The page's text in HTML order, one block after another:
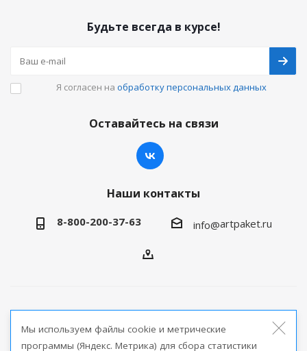
Будьте всегда в курсе!
Я согласен на обработку персональных данных
Оставайтесь на связи
Наши контакты
8-800-200-37-63 info@artpaket.ru
продукции
Мы используем файлы cookie и метрические
программы (Яндекс. Метрика) для сбора статистики